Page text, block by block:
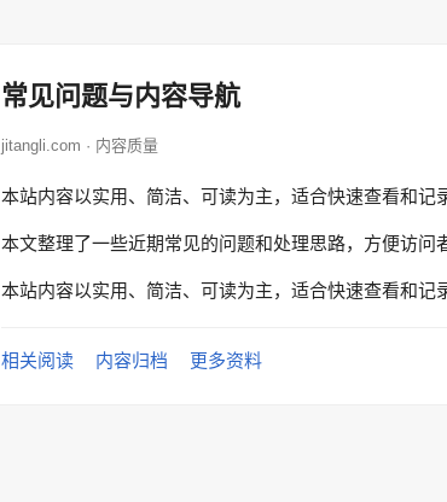
常见问题与内容导航
jitangli.com · 内容质量
本站内容以实用、简洁、可读为主，适合快速查看和记
本文整理了一些近期常见的问题和处理思路，方便访问
本站内容以实用、简洁、可读为主，适合快速查看和记
相关阅读 内容归档 更多资料